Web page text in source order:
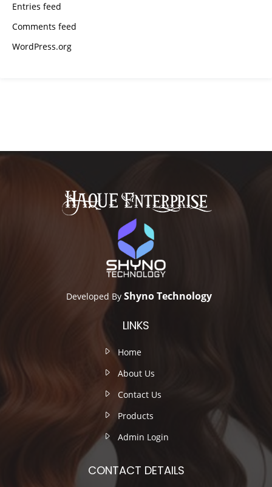
Entries feed
Comments feed
WordPress.org
Developed By Shyno Technology
LINKS
Home
About Us
Contact Us
Products
Admin Login
CONTACT DETAILS